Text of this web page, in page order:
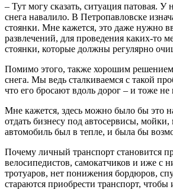
– Тут могу сказать, ситуация патовая.
снега навалило. В Петропавловске
стоянки. Мне кажется, это даже нужно
развлечений, для проведения каких-то
стоянки, которые должны регулярно
Помимо этого, также хорошим
снега. Мы ведь сталкиваемся с такой
что его бросают вдоль дорог – и тоже
Мне кажется, здесь можно было бы это
отдать бизнесу под автосервисы,
автомобиль был в тепле, и была бы
Почему личный транспорт становится
велосипедистов, самокатчиков и иже с
тротуаров, нет понижения бордюров,
стараются приобрести транспорт, чтобы